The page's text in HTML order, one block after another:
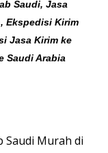
Saudi, Jasa
Ekspedisi Kirim
Jasa Kirim ke
Saudi Arabia